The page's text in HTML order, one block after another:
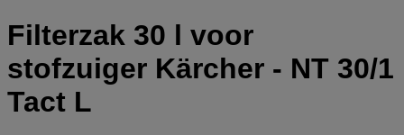
Filterzak 30 l voor
stofzuiger Kärcher - NT 30/1
Tact L